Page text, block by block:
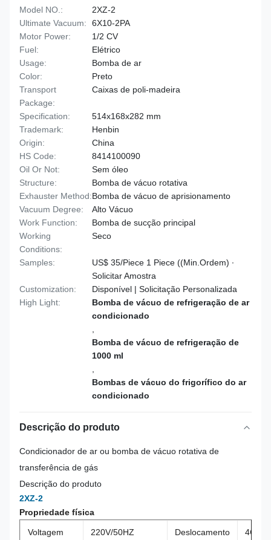
Model NO.:
2XZ-2
Ultimate Vacuum:
6X10-2PA
Motor Power:
1/2 CV
Fuel:
Elétrico
Usage:
Bomba de ar
Color:
Preto
Transport
Package:
Caixas de poli-madeira
Specification:
514x168x282 mm
Trademark:
Henbin
Origin:
China
HS Code:
8414100090
Oil Or Not:
Sem óleo
Structure:
Bomba de vácuo rotativa
Exhauster Method:Bomba de vácuo de aprisionamento
Vacuum Degree:
Alto Vácuo
Work Function:
Bomba de sucção principal
Working
Conditions:
Seco
Samples:
US$ 35/Piece 1 Piece ((Min.Ordem) ∙
Solicitar Amostra
Customization:
Disponível | Solicitação Personalizada
High Light:
Bomba de vácuo de refrigeração de ar
condicionado
Bomba de vácuo de refrigeração de
1000 ml
Bombas de vácuo do frigorífico do ar
condicionado
Descrição do produto
Condicionador de ar ou bomba de vácuo rotativa de
transferência de gás
Descrição do produto
2XZ-2
Propriedade física
Voltagem 220V/50HZ Deslocamento 4CFM